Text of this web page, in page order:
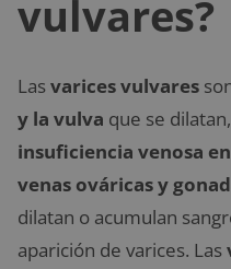
vulvares?
Lasvarices vulvares
y la vulva que se
insuficiencia venosa
venas ováricas y
dilatan o acumulan
aparición de varices. Las